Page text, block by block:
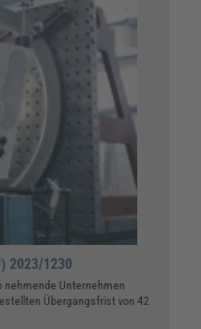
2023/1230
nehmende Unternehmen
Übergangsfrist von 42